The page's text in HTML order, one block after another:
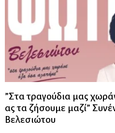
”Στα τραγούδια μας
ας τα ζήσουμε μαζί”
Βελεσιώτου